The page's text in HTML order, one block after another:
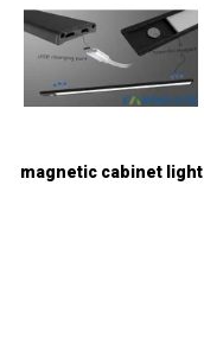
magnetic cabinet light